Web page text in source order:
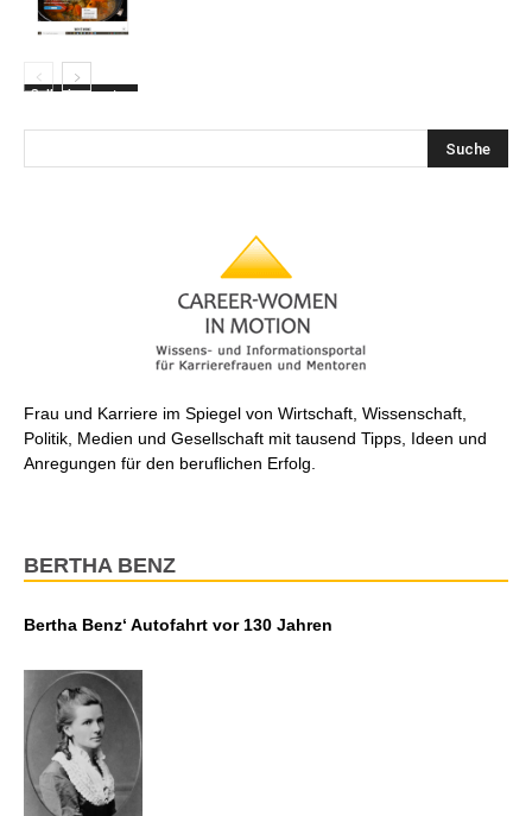
Selbstbewusstes
Frau und Karriere im Spiegel von Wirtschaft, Wissenschaft,
Politik, Medien und Gesellschaft mit tausend Tipps, Ideen und
Anregungen für den beruflichen Erfolg.
BERTHA BENZ
Bertha Benz‘ Autofahrt vor 130 Jahren